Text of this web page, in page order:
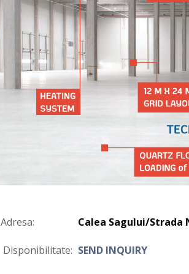
Adresa: Calea Sagului/Strada
Disponibilitate: SEND INQUIRY